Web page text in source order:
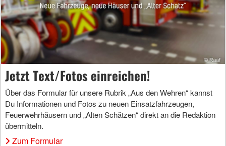
Jetzt Text/Fotos einreichen!
Über das Formular für unsere Rubrik „Aus den Wehren“ kannst
Du Informationen und Fotos zu neuen Einsatzfahrzeugen,
Feuerwehrhäusern und „Alten Schätzen“ direkt an die Redaktion
übermitteln.
Zum Formular